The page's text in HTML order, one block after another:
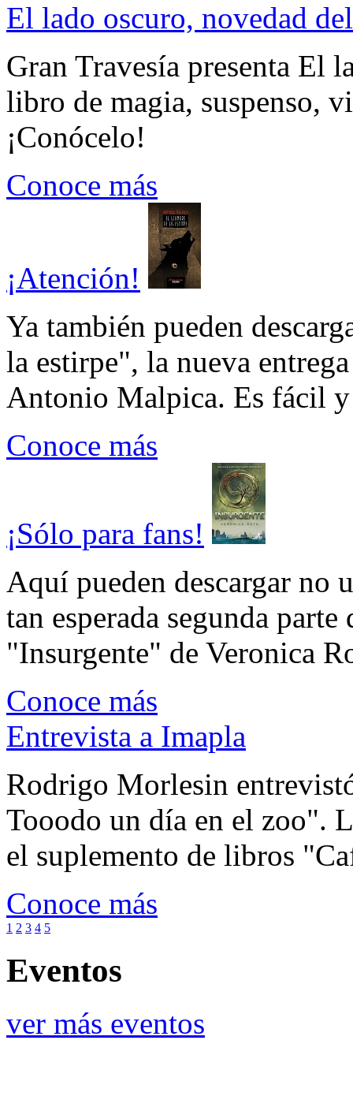
El lado oscuro, novedad
Gran Travesía presenta El
libro de magia, suspenso,
¡Conócelo!
Conoce más
¡Atención!
Ya también pueden
la estirpe", la nueva
Antonio Malpica. Es fácil
Conoce más
¡Sólo para fans!
Aquí pueden descargar no
tan esperada segunda
"Insurgente" de Veronica
Conoce más
Entrevista a Imapla
Rodrigo Morlesin
Tooodo un día en el zoo".
el suplemento de libros
Conoce más
1 2 3 4 5
Eventos
ver más eventos